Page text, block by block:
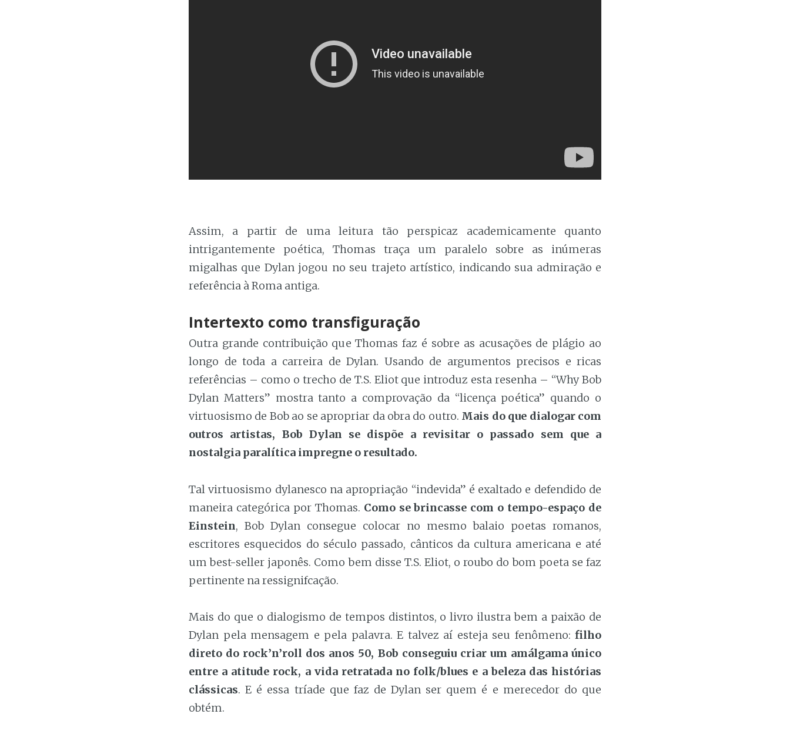
Assim, a partir de uma leitura tão perspicaz academicamente quanto
intrigantemente poética, Thomas traça um paralelo sobre as inúmeras
migalhas que Dylan jogou no seu trajeto artístico, indicando sua admiração e
referência à Roma antiga.
Intertexto como transfiguração
Outra grande contribuição que Thomas faz é sobre as acusações de plágio ao
longo de toda a carreira de Dylan. Usando de argumentos precisos e ricas
referências – como o trecho de T.S. Eliot que introduz esta resenha – “Why Bob
Dylan Matters” mostra tanto a comprovação da “licença poética” quando o
virtuosismo de Bob ao se apropriar da obra do outro. Mais do que dialogar com
outros artistas, Bob Dylan se dispõe a revisitar o passado sem que a
nostalgia paralítica impregne o resultado.
Tal virtuosismo dylanesco na apropriação “indevida” é exaltado e defendido de
maneira categórica por Thomas. Como se brincasse com o tempo-espaço de
Einstein, Bob Dylan consegue colocar no mesmo balaio poetas romanos,
escritores esquecidos do século passado, cânticos da cultura americana e até
um best-seller japonês. Como bem disse T.S. Eliot, o roubo do bom poeta se faz
pertinente na ressignifcação.
Mais do que o dialogismo de tempos distintos, o livro ilustra bem a paixão de
Dylan pela mensagem e pela palavra. E talvez aí esteja seu fenômeno: filho
direto do rock’n’roll dos anos 50, Bob conseguiu criar um amálgama único
entre a atitude rock, a vida retratada no folk/blues e a beleza das histórias
clássicas. E é essa tríade que faz de Dylan ser quem é e merecedor do que
obtém.